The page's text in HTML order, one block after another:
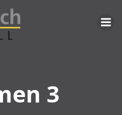
Inhalt
springen
3